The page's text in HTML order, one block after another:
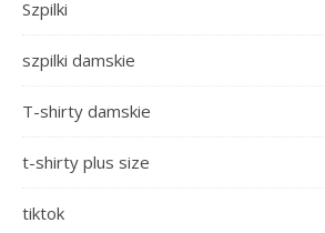
Szpilki
szpilki damskie
T-shirty damskie
t-shirty plus size
tiktok